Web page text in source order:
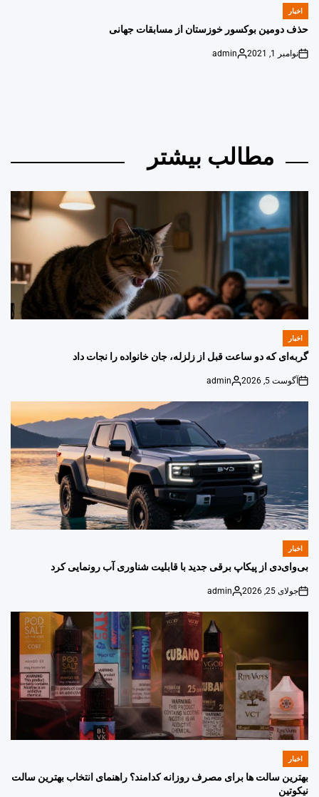
POSTED
اخبار
حذف دومین بوکسور خوزستان از مسابقات جهانی
on
نوامبر 1, 2021
Posted
admin
مطالب بیشتر
POSTED
IN
اخبار
گربه‌ای که دو ساعت قبل از زلزله، جان خانواده را نجات داد
on
آگوست 5, 2026
Posted
admin
POSTED
اخبار
بی‌وای‌دی از پیکاپ برقی جدید با قابلیت شناوری آب رونمایی کرد
on
جولای 25, 2026
Posted
admin
POSTED
اخبار
بهترین سالت ها برای مصرف روزانه کدامند؟ راهنمای انتخاب بهترین سالت
نیکوتین